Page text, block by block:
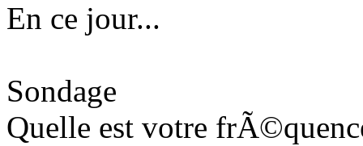
En ce jour...
Sondage
Quelle est votre